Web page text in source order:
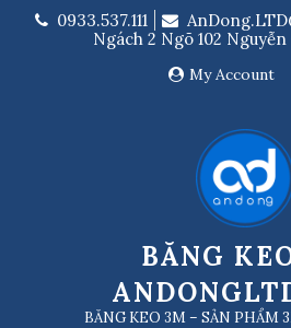
0933.537.111
Ngách 2 Ngõ 102
My Account
BĂNG
BĂNG KEO 3M – SẢN PHẨM